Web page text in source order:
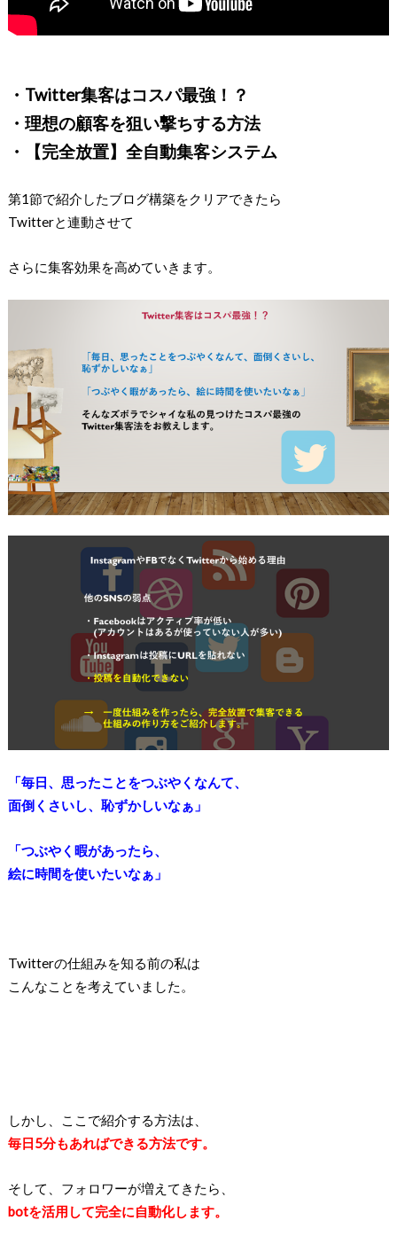
・Twitter集客はコスパ最強！？
・理想の顧客を狙い撃ちする方法
・【完全放置】全自動集客システム
第1節で紹介したブログ構築をクリアできたら
Twitterと連動させて
さらに集客効果を高めていきます。
「毎日、思ったことをつぶやくなんて、
面倒くさいし、恥ずかしいなぁ」
「つぶやく暇があったら、
絵に時間を使いたいなぁ」
Twitterの仕組みを知る前の私は
こんなことを考えていました。
しかし、ここで紹介する方法は、
毎日5分もあればできる方法です。
そして、フォロワーが増えてきたら、
botを活用して完全に自動化します。